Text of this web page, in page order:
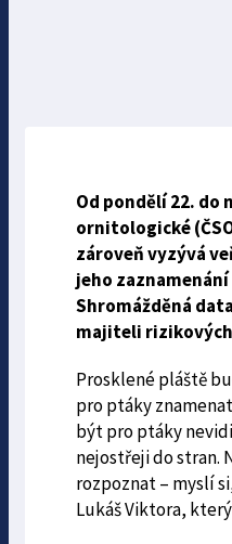
Od pondělí 22. do
ornitologické
zároveň vyzývá
jeho
Shromážděná
majiteli
Prosklené pláště
pro ptáky
být pro ptáky
nejostřeji do stran.
rozpoznat – myslí
Lukáš Viktora,